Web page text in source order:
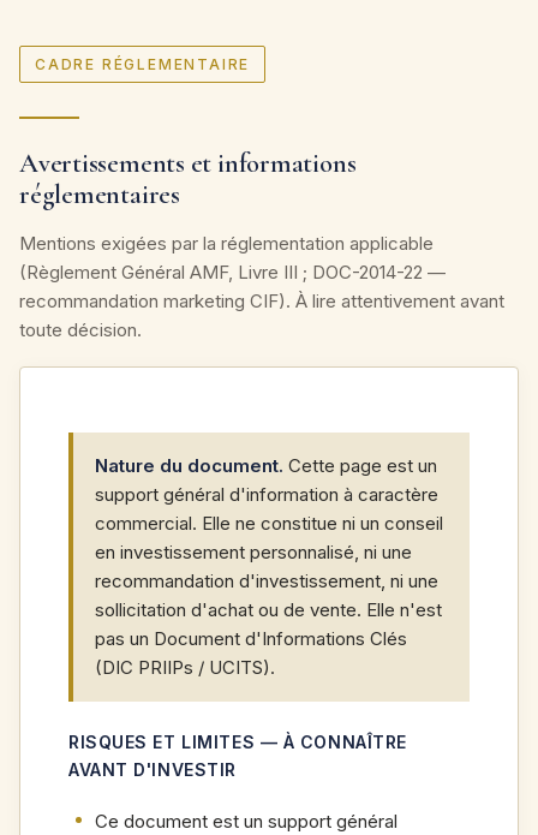
CADRE RÉGLEMENTAIRE
Avertissements et informations
réglementaires
Mentions exigées par la réglementation applicable
(Règlement Général AMF, Livre III ; DOC-2014-22 —
recommandation marketing CIF). À lire attentivement avant
toute décision.
Nature du document. Cette page est un
support général d'information à caractère
commercial. Elle ne constitue ni un conseil
en investissement personnalisé, ni une
recommandation d'investissement, ni une
sollicitation d'achat ou de vente. Elle n'est
pas un Document d'Informations Clés
(DIC PRIIPs / UCITS).
RISQUES ET LIMITES — À CONNAÎTRE
AVANT D'INVESTIR
Ce document est un support général